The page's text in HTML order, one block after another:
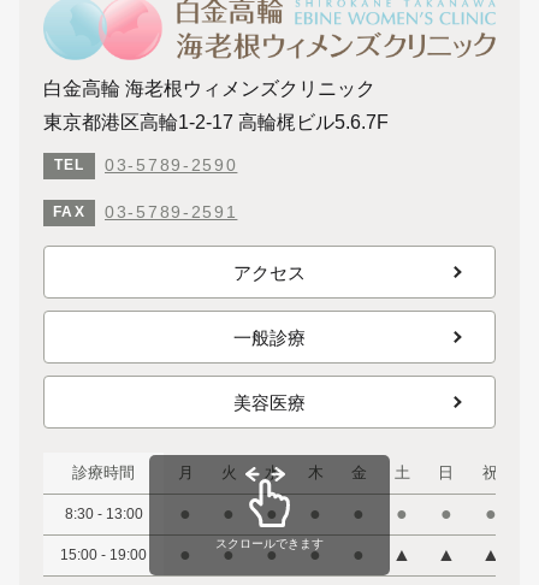
白金高輪 海老根ウィメンズクリニック
東京都港区高輪1-2-17 高輪梶ビル5.6.7F
TEL 03-5789-2590
FAX 03-5789-2591
アクセス
一般診療
美容医療
診療時間 月 火 水 木 金 土 日 祝
8:30 - 13:00 ● ● ● ● ● ● ● ●
15:00 - 19:00 ● ● ● ● ● ▲ ▲ ▲
スクロールできます